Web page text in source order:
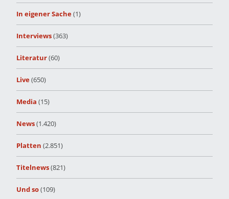
In eigener Sache(1)
Interviews(363)
Literatur(60)
Live(650)
Media (15)
News(1.420)
Platten (2.851)
Titelnews(821)
Und so(109)